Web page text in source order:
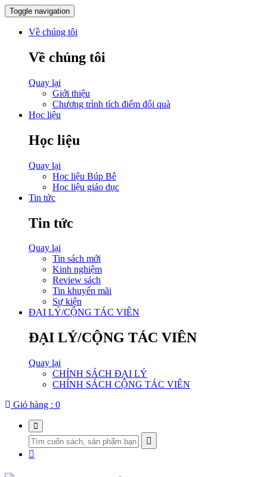
Toggle navigation
Về chúng tôi
Về chúng tôi
Quay lại
Giới thiệu
Chương trình tích điểm đổi quà
Học liệu
Học liệu
Quay lại
Học liệu Búp Bê
Học liệu giáo dục
Tin tức
Tin tức
Quay lại
Tin sách mới
Kinh nghiệm
Review sách
Tin khuyến mãi
Sự kiện
ĐẠI LÝ/CỘNG TÁC VIÊN
ĐẠI LÝ/CỘNG TÁC VIÊN
Quay lại
CHÍNH SÁCH ĐẠI LÝ
CHÍNH SÁCH CỘNG TÁC VIÊN
Giỏ hàng : 0